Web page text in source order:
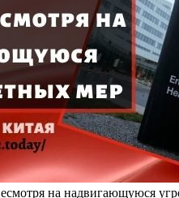
на надвигающуюся